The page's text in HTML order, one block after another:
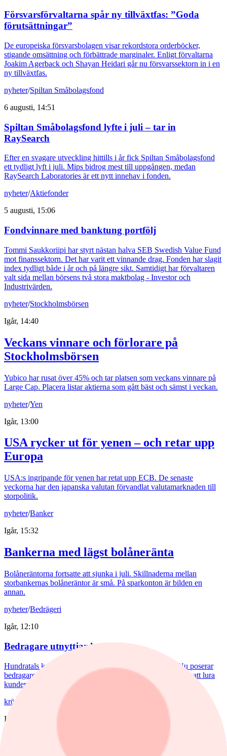
Försvarsförvaltarna spår ny tillväxtfas: ”Goda
förutsättningar”
De europeiska försvarsbolagen visar rekordstora orderböcker,
stigande omsättning och förbättrade marginaler. Enligt förvaltarna
Joakim Agerback och Shayan Heidari går nu försvarssektorn in i en
ny tillväxtfas.
nyheter/Spiltan Småbolagsfond
6 augusti, 14:51
Spiltan Småbolagsfond lyfte i juli – tar in
RaySearch
Efter en svagare utveckling hittills i år fick Spiltan Småbolagsfond
ett tydligt lyft i juli. Mips bidrog mest till uppgången, medan
RaySearch Laboratories är ett nytt innehav i fonden.
nyheter/Aktiefonder
5 augusti, 15:06
Fondvinnare med banktung portfölj
Tommi Saukkoriipi har styrt nästan halva SEB Swedish Value Fund
mot finanssektorn. Det har varit ett vinnande drag. Fonden har slagit
index tydligt både i år och på längre sikt. Samtidigt har förvaltaren
valt sida mellan börsens två stora maktbolag - Investor och
Industrivärden.
nyheter/Stockholmsbörsen
Igår, 14:40
Veckans vinnare och förlorare på
Stockholmsbörsen
Yubico har rusat över 45% och tar platsen som veckans vinnare på
Large Cap. Placera listar aktierna som gått bäst och sämst i veckan.
nyheter/Yen
Igår, 13:00
USA rycker ut för yenen – och retar upp
Europa
USA:s ingripande för yenen har retat upp ECB. De senaste
veckorna har den japanska valutan förvandlat valutamarknaden till
storpolitik.
nyheter/Banker
Igår, 15:32
Bankerna med lägst bolåneränta
Bolåneräntorna fortsatte att sjunka i juli. Skillnaderna mellan
storbankernas bolåneräntor är små. På sparkonton är bilden en
annan.
nyheter/Bedrägeri
Igår, 12:10
Bedragare utnyttjar kryptokaos
Hundratals kryptobörser blev olagliga i EU den 1 juli. Nu poserar
bedragare som myndigheter med förfalskade dokument för att lura
kunder på deras pengar.
krönika
Igår, 09:38
Hemberg: Energikris och ny inflationsvåg